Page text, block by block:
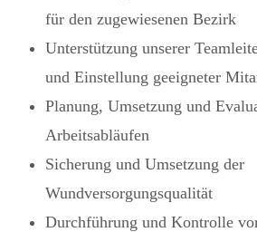
für den zugewiesenen Bezirk
Unterstützung unserer
und Einstellung geeigneter
Planung, Umsetzung und
Arbeitsabläufen
Sicherung und Umsetzung der
Wundversorgungsqualität
Durchführung und Kontrolle